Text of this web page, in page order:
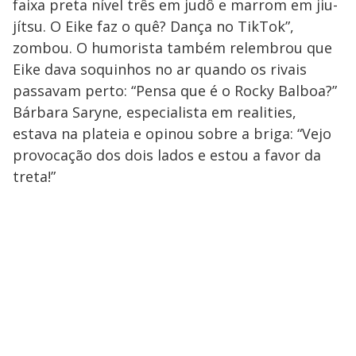
faixa preta nível três em judô e marrom em jiu-
jítsu. O Eike faz o quê? Dança no TikTok”,
zombou. O humorista também relembrou que
Eike dava soquinhos no ar quando os rivais
passavam perto: “Pensa que é o Rocky Balboa?”
Bárbara Saryne, especialista em realities,
estava na plateia e opinou sobre a briga: “Vejo
provocação dos dois lados e estou a favor da
treta!”